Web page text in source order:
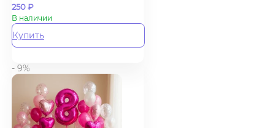
250₽
В наличии
Купить
- 9%